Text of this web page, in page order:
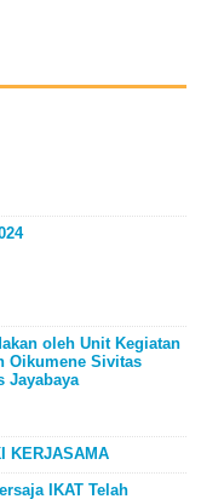
oleh Unit Kegiatan
Oikumene Sivitas
Jayabaya
KERJASAMA
IKAT Telah